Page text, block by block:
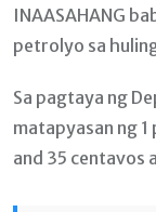
INAASAHANG
petrolyo sa
Sa pagtaya ng
matapyasan ng 1
and 35 centavos